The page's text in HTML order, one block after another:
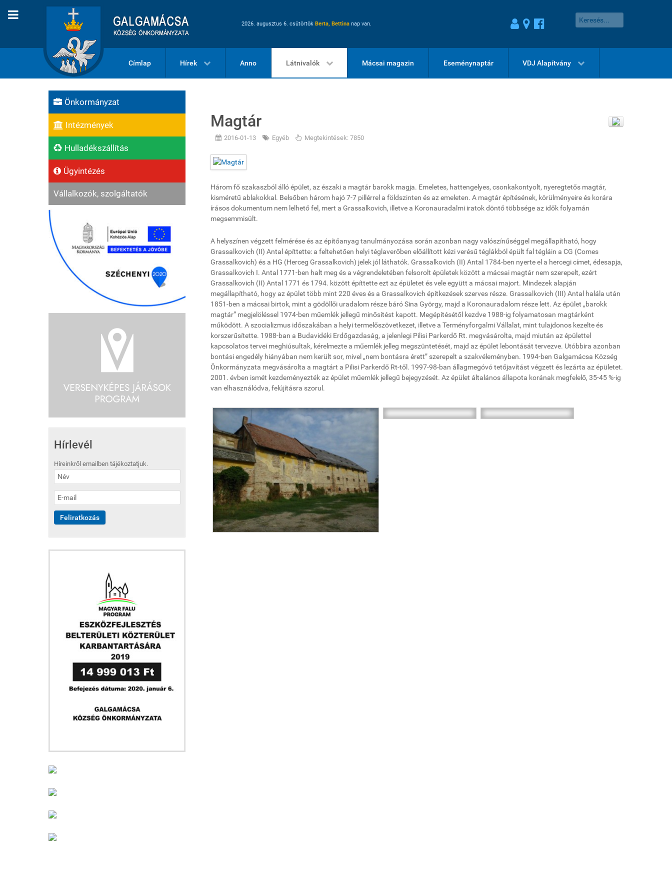
2026. augusztus 6. csütörtök Berta, Bettina nap van.
Címlap Hírek Anno Látnivalók Mácsai magazin Eseménynaptár VDJ Alapítvány
Önkormányzat
Intézmények
Hulladékszállítás
Ügyintézés
Vállalkozók, szolgáltatók
Hírlevél
Híreinkről emailben tájékoztatjuk.
Magtár
2016-01-13 Egyéb Megtekintések: 7850
Három fő szakaszból álló épület, az északi a magtár barokk magja. Emeletes, hattengelyes, csonkakontyolt, nyeregtetős magtár,
kisméretű ablakokkal. Belsőben három hajó 7-7 pillérrel a földszinten és az emeleten. A magtár építésének, körülményeire és korára
írásos dokumentum nem lelhető fel, mert a Grassalkovich, illetve a Koronauradalmi iratok döntő többsége az idők folyamán
megsemmisült.
A helyszínen végzett felmérése és az építőanyag tanulmányozása során azonban nagy valószínűséggel megállapítható, hogy
Grassalkovich (II) Antal építtette: a feltehetően helyi téglaverőben előállított kézi verésű téglákból épült fal tégláin a CG (Comes
Grassalkovich) és a HG (Herceg Grassalkovich) jelek jól láthatók. Grassalkovich (II) Antal 1784-ben nyerte el a hercegi címet, édesapja,
Grassalkovich I. Antal 1771-ben halt meg és a végrendeletében felsorolt épületek között a mácsai magtár nem szerepelt, ezért
Grassalkovich (II) Antal 1771 és 1794. között építtette ezt az épületet és vele együtt a mácsai majort. Mindezek alapján
megállapítható, hogy az épület több mint 220 éves és a Grassalkovich építkezések szerves része. Grassalkovich (III) Antal halála után
1851-ben a mácsai birtok, mint a gödöllői uradalom része báró Sina György, majd a Koronauradalom része lett. Az épület „barokk
magtár” megjelöléssel 1974-ben műemlék jellegű minősítést kapott. Megépítésétől kezdve 1988-ig folyamatosan magtárként
működött. A szocializmus időszakában a helyi termelőszövetkezet, illetve a Terményforgalmi Vállalat, mint tulajdonos kezelte és
korszerűsítette. 1988-ban a Budavidéki Erdőgazdaság, a jelenlegi Pilisi Parkerdő Rt. megvásárolta, majd miután az épülettel
kapcsolatos tervei meghiúsultak, kérelmezte a műemlék jelleg megszüntetését, majd az épület lebontását tervezve. Utóbbira azonban
bontási engedély hiányában nem került sor, mivel „nem bontásra érett” szerepelt a szakvéleményben. 1994-ben Galgamácsa Község
Önkormányzata megvásárolta a magtárt a Pilisi Parkerdő Rt-től. 1997-98-ban állagmegóvó tetőjavítást végzett és lezárta az épületet.
2001. évben ismét kezdeményezték az épület műemlék jellegű bejegyzését. Az épület általános állapota korának megfelelő, 35-45 %-ig
van elhasználódva, felújításra szorul.